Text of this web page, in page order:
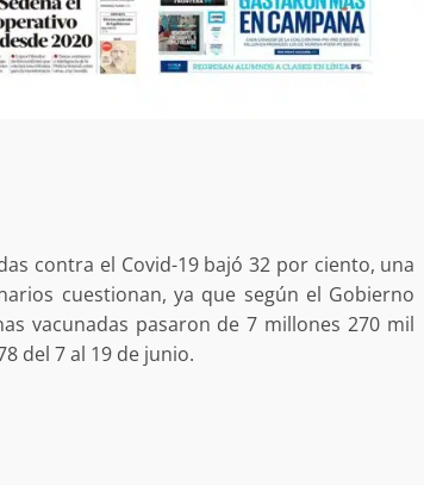
contra el Covid-19 bajó 32 por ciento, una
cuestionan, ya que según el Gobierno
vacunadas pasaron de 7 millones 270 mil
del 7 al 19 de junio.
Exhorta Poder Legislativo al IEEPO y al Iocied
a realizar una evaluación técnica y